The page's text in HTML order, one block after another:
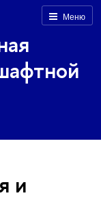
Меню
и